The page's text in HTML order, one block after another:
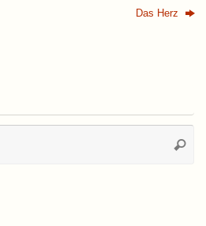
Das Herz